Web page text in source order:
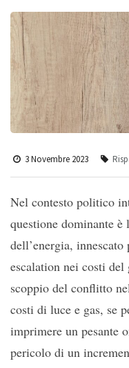
3 Novembre 2023
Nel contesto politico
questione dominante
dell’energia,
escalation nei costi
scoppio del conflitto
costi di luce e gas, se
imprimere un pesante
pericolo di un